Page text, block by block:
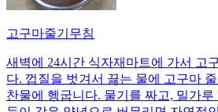
고구마줄기무침
새벽에 24시간 식자재마트에 가서 고
다. 껍질을 벗겨서 끓는 물에 고구마
찬물에 헹굽니다. 물기를 짜고, 밀가